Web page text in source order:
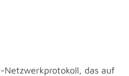
Netzwerkprotokoll, das auf